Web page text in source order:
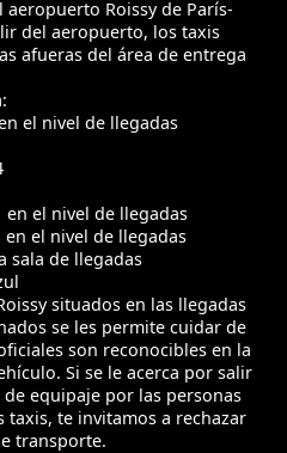
aeropuerto Roissy de París-
del aeropuerto, los taxis
afueras del área de entrega
el nivel de llegadas
en el nivel de llegadas
en el nivel de llegadas
sala de llegadas
situados en las llegadas
se les permite cuidar de
son reconocibles en la
Si se le acerca por salir
equipaje por las personas
taxis, te invitamos a rechazar
transporte.